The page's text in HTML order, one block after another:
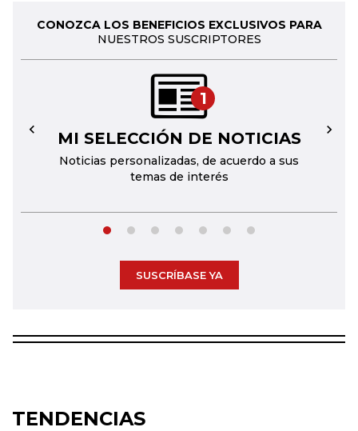
CONOZCA LOS BENEFICIOS EXCLUSIVOS PARA
NUESTROS SUSCRIPTORES
1
MI SELECCIÓN DE NOTICIAS
Noticias personalizadas, de acuerdo a sus
temas de interés
← →
SUSCRÍBASE YA
TENDENCIAS